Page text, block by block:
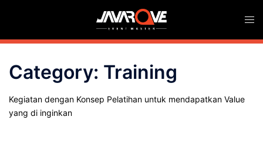
Category: Training
Kegiatan dengan Konsep Pelatihan untuk mendapatkan Value
yang di inginkan